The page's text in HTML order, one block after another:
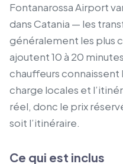
Fontanarossa Airport
dans Catania — les
généralement les plus
ajoutent 10 à 20
chauffeurs connaissent
charge locales et
réel, donc le prix
soit l’itinéraire.
Ce qui est inclus